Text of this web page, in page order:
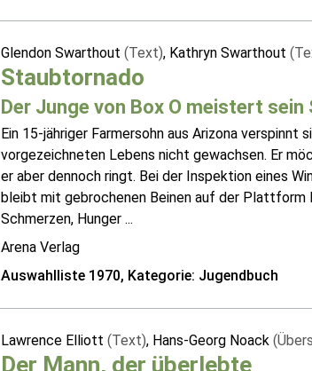
Glendon Swarthout (Text), Kathryn Swarthout
Staubtornado
Der Junge von Box O meistert sein
Ein 15-jähriger Farmersohn aus Arizona verspinnt
vorgezeichneten Lebens nicht gewachsen. Er
er aber dennoch ringt. Bei der Inspektion eines
bleibt mit gebrochenen Beinen auf der Plattform
Schmerzen, Hunger ...
Arena Verlag
Auswahlliste 1970, Kategorie: Jugendbuch
Lawrence Elliott (Text), Hans-Georg Noack
Der Mann, der überlebte